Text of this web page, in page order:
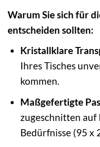
Warum Sie sich für
entscheiden sollten:
Kristallklare
Ihres Tisches
kommen.
Maßgefertigte
zugeschnitten
Bedürfnisse (95 x